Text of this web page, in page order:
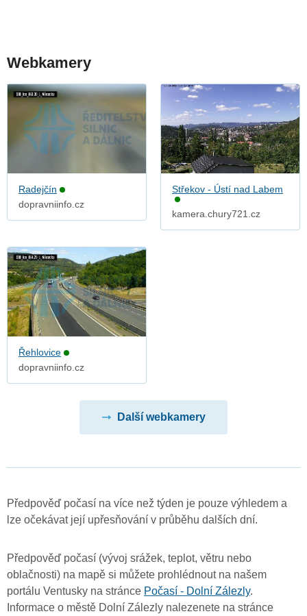
Webkamery
Radejčín
dopravniinfo.cz
Střekov - Ústí nad Labem
kamera.chury721.cz
Řehlovice
dopravniinfo.cz
Další webkamery
Předpověď počasí na více než týden je pouze výhledem a
lze očekávat její upřesňování v průběhu dalších dní.
Předpověď počasí (vývoj srážek, teplot, větru nebo
oblačnosti) na mapě si můžete prohlédnout na našem
portálu Ventusky na stránce Počasí - Dolní Zálezly.
Informace o městě Dolní Zálezly nalezenete na stránce